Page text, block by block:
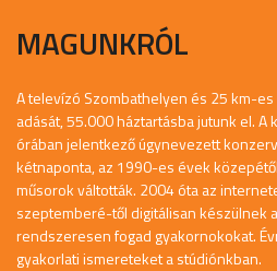
MAGUNKRÓL
A televízó Szombathelyen és 25 km-
adását, 55.000 háztartásba jutunk el.
órában jelentkező úgynevezett
kétnaponta, az 1990-es évek
műsorok váltották. 2004 óta az
szeptemberé-től digitálisan készülnek
rendszeresen fogad gyakornokokat.
gyakorlati ismereteket a stúdiónkban.